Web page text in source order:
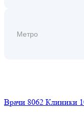
Врачи 8062 Клиники